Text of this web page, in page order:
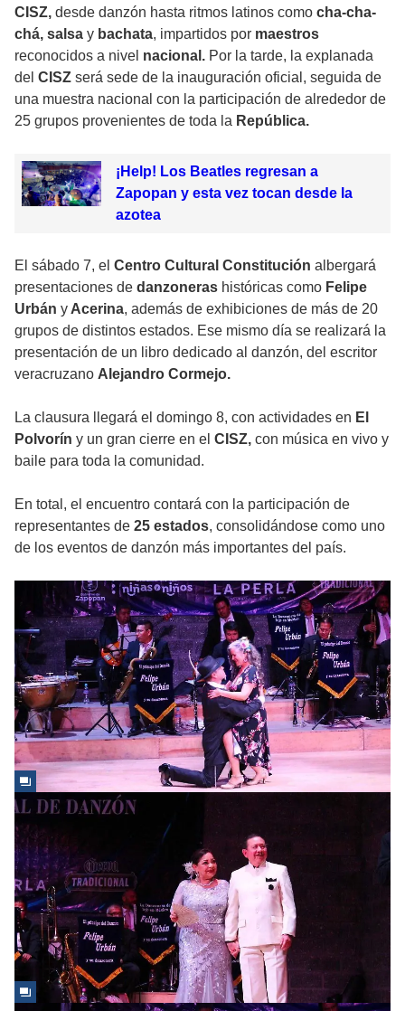
CISZ, desde danzón hasta ritmos latinos como cha-cha-
chá, salsa y bachata, impartidos por maestros
reconocidos a nivel nacional. Por la tarde, la explanada
del CISZ será sede de la inauguración oficial, seguida de
una muestra nacional con la participación de alrededor de
25 grupos provenientes de toda la República.
¡Help! Los Beatles regresan a
Zapopan y esta vez tocan desde la
azotea
El sábado 7, el Centro Cultural Constitución albergará
presentaciones de danzoneras históricas como Felipe
Urbán y Acerina, además de exhibiciones de más de 20
grupos de distintos estados. Ese mismo día se realizará la
presentación de un libro dedicado al danzón, del escritor
veracruzano Alejandro Cormejo.
La clausura llegará el domingo 8, con actividades en El
Polvorín y un gran cierre en el CISZ, con música en vivo y
baile para toda la comunidad.
En total, el encuentro contará con la participación de
representantes de 25 estados, consolidándose como uno
de los eventos de danzón más importantes del país.